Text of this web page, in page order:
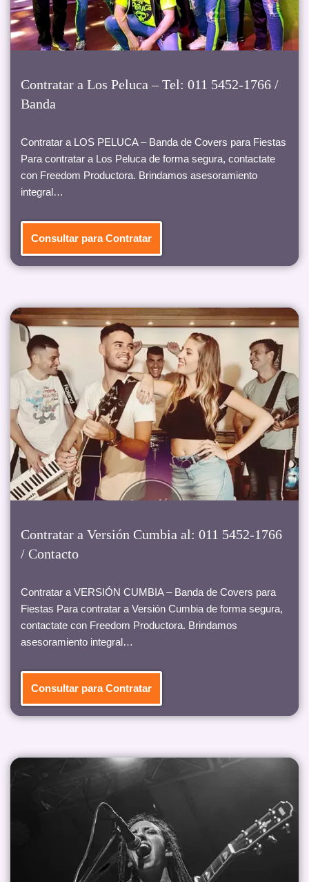
Contratar a Los Peluca – Tel: 011 5452-1766 /
Banda
Contratar a LOS PELUCA – Banda de Covers para Fiestas
Para contratar a Los Peluca de forma segura, contactate
con Freedom Productora. Brindamos asesoramiento
integral…
Consultar para Contratar
Contratar a Versión Cumbia al: 011 5452-1766
/ Contacto
Contratar a VERSIÓN CUMBIA – Banda de Covers para
Fiestas Para contratar a Versión Cumbia de forma segura,
contactate con Freedom Productora. Brindamos
asesoramiento integral…
Consultar para Contratar